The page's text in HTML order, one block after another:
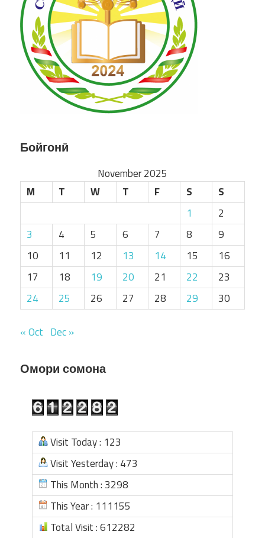
Бойгонӣ
November 2025
M
T W T F S
S
1
2
3
4 5 6 7 8
9
10
11 12 13 14 15
16
17
18 19 20 21 22
23
24
25 26 27 28 29 30
« Oct Dec »
Омори сомона
Visit Today : 123
Visit Yesterday : 473
This Month : 3298
This Year : 111155
Total Visit : 612282